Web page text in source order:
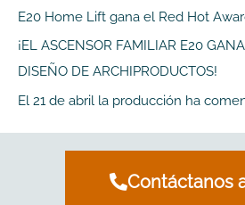
:
E20 Home Lift gana el Red Hot
¡EL ASCENSOR FAMILIAR E20
DISEÑO DE ARCHIPRODUCTOS!
El 21 de abril la producción ha
Contáctanos